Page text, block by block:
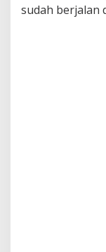
sudah berjalan